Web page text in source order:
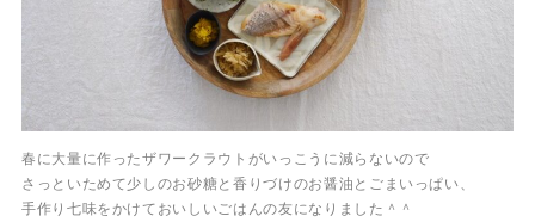
春に大量に作ったザワークラウトがいっこうに減らないので
さっといためて少しのお砂糖と香りづけのお醤油とごまいっぱい、
手作り七味をかけておいしいごはんの友になりました＾＾